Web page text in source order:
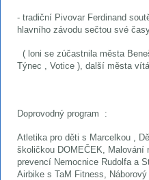
- tradiční Pivovar Ferdinand
hlavního závodu sečtou své
( loni se zúčastnila města
Týnec , Votice ), další města
Doprovodný program :
Atletika pro děti s Marcelkou ,
školičkou DOMEČEK, Malování
prevencí Nemocnice Rudolfa a
Airbike s TaM Fitness,